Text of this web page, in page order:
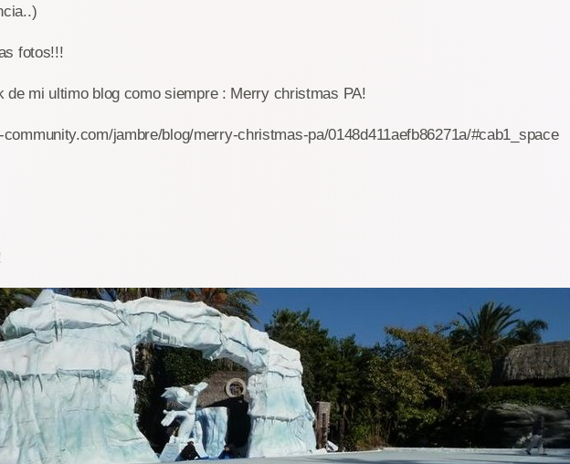
fotos!!!
de mi ultimo blog como siempre : Merry christmas PA!
community.com/jambre/blog/merry-christmas-pa/0148d411aefb86271a/#cab1_space